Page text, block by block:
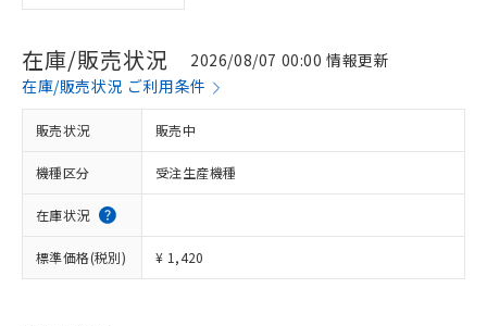
在庫/販売状況
2026/08/07 00:00 情報更新
在庫/販売状況 ご利用条件
販売状況 販売中
機種区分 受注生産機種
在庫状況
標準価格(税別) ¥ 1,420